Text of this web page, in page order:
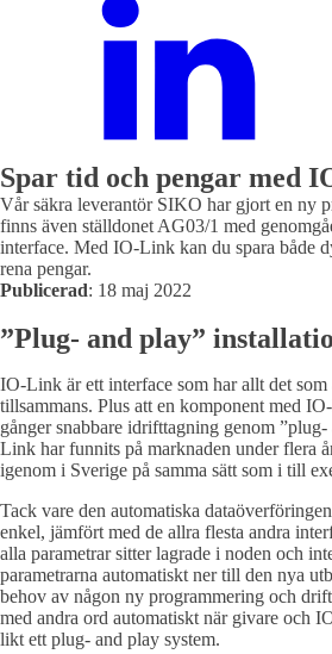
Spar tid och pengar med
Vår säkra leverantör SIKO har gjort en ny
finns även ställdonet AG03/1 med
interface. Med IO-Link kan du spara både
rena pengar.
Publicerad: 18 maj 2022
”Plug- and play”
IO-Link är ett interface som har allt det
tillsammans. Plus att en komponent med
gånger snabbare idrifttagning genom
Link har funnits på marknaden under flera
igenom i Sverige på samma sätt som i till
Tack vare den automatiska
enkel, jämfört med de allra flesta andra
alla parametrar sitter lagrade i noden och
parametrarna automatiskt ner till den nya
behov av någon ny programmering och
med andra ord automatiskt när givare och
likt ett plug- and play system.